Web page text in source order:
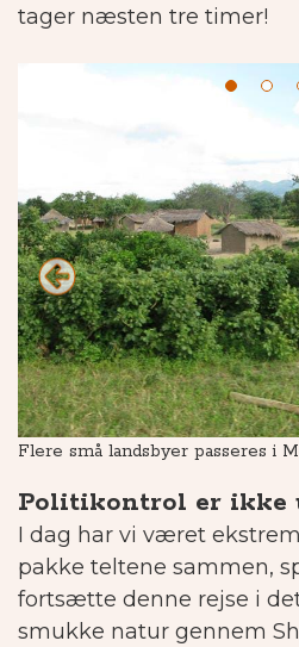
tager næsten tre timer!
Flere små landsbyer passeres i
Politikontrol er ikke
I dag har vi været
pakke teltene sammen,
fortsætte denne rejse i
smukke natur gennem